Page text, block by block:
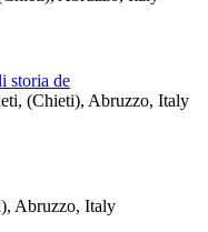
storia de
(Chieti), Abruzzo, Italy
Abruzzo, Italy